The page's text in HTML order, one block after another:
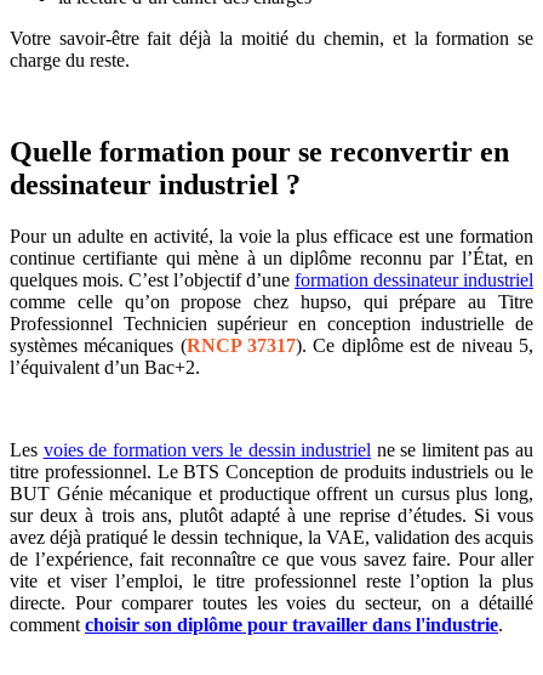
Votre savoir-être fait déjà la moitié du chemin, et la formation se
charge du reste.
Quelle formation pour se reconvertir en
dessinateur industriel ?
Pour un adulte en activité, la voie la plus efficace est une formation
continue certifiante qui mène à un diplôme reconnu par l’État, en
quelques mois. C’est l’objectif d’une formation dessinateur industriel
comme celle qu’on propose chez hupso, qui prépare au Titre
Professionnel Technicien supérieur en conception industrielle de
systèmes mécaniques (RNCP 37317). Ce diplôme est de niveau 5,
l’équivalent d’un Bac+2.
Les voies de formation vers le dessin industriel ne se limitent pas au
titre professionnel. Le BTS Conception de produits industriels ou le
BUT Génie mécanique et productique offrent un cursus plus long,
sur deux à trois ans, plutôt adapté à une reprise d’études. Si vous
avez déjà pratiqué le dessin technique, la VAE, validation des acquis
de l’expérience, fait reconnaître ce que vous savez faire. Pour aller
vite et viser l’emploi, le titre professionnel reste l’option la plus
directe. Pour comparer toutes les voies du secteur, on a détaillé
comment choisir son diplôme pour travailler dans l'industrie.